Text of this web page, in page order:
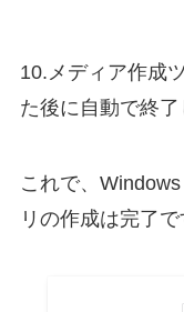
10.メディア作成
た後に自動で終了
これで、
リの作成は完了で